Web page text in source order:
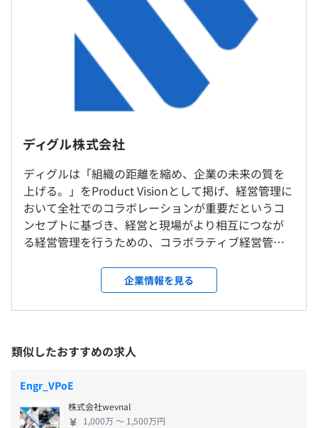
就業場所の変更範囲
＜雇入時＞
東京本社、および自宅
＜変更範囲＞
会社の定める場所（テレワークを行う場所を含む）
受動喫煙防止措置に関する事項
受動喫煙対策：就業中の喫煙不可
は年収提示額を保証するものではありません）
フレックスタイム制（コアタイム10:00-15:00）
平均残業時間：平均15時間／月
・土曜日・日曜日・祝日・夏季休暇・冬期休暇・その他会
社で定めた休日
・有給休暇：入社時点5日、半日単位での取得可
・通勤交通費
年1回
ディグル株式会社
ディグルは「組織の距離を縮め、企業の未来の質を
上げる。」をProduct Visionとして掲げ、経営管理に
おいて全社でのコラボレーションが重要だというコ
ンセプトに基づき、経営と現場がより相互につなが
る経営管理を行うための、コラボラティブ経営管理
営管理とは、企業の目指す目標に対して日々健全に
進んでいるかどうかを管理・改善すること全般を指
します。 お金に関することのみではなくビジネスに
いやすくUIに優れ、かつ高機能なプロダクトととも
に、元経営企画担当者など数値管理の知見豊富なカ
スタマーサクセスによるコンサルティングを提供す
ることで、各社に合わせたベストプラクティスを実
現可能にしています。
企業情報を見る
類似したおすすめの求人
Engr_VPoE
株式会社wevnal
1,000万 〜 1,500万円